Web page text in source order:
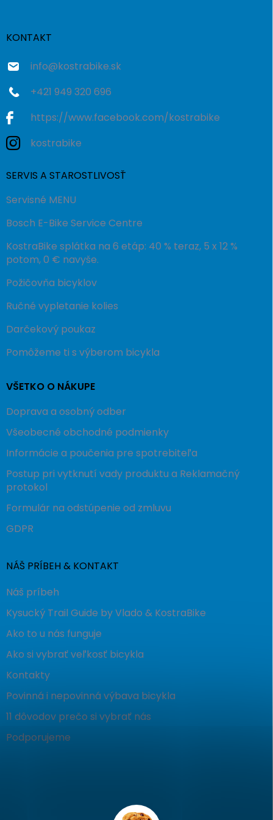
KONTAKT
info@kostrabike.sk
+421 949 320 696
https://www.facebook.com/kostrabike
kostrabike
SERVIS A STAROSTLIVOSŤ
Servisné MENU
Bosch E-Bike Service Centre
KostraBike splátka na 6 etáp: 40 % teraz, 5 x 12 %
potom, 0 € navyše.
Požičovňa bicyklov
Ručné vypletanie kolies
Darčekový poukaz
Pomôžeme ti s výberom bicykla
VŠETKO O NÁKUPE
Doprava a osobný odber
Všeobecné obchodné podmienky
Informácie a poučenia pre spotrebiteľa
Postup pri vytknutí vady produktu a Reklamačný
protokol
Formulár na odstúpenie od zmluvu
GDPR
NÁŠ PRÍBEH & KONTAKT
Náš príbeh
Kysucký Trail Guide by Vlado & KostraBike
Ako to u nás funguje
Ako si vybrať veľkosť bicykla
Kontakty
Povinná i nepovinná výbava bicykla
11 dôvodov prečo si vybrať nás
Podporujeme